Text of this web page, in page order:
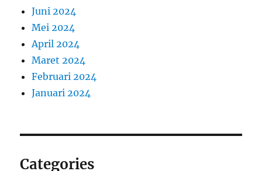
Juni 2024
Mei 2024
April 2024
Maret 2024
Februari 2024
Januari 2024
Categories